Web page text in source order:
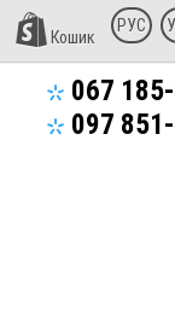
Кошик
РУС
067
097